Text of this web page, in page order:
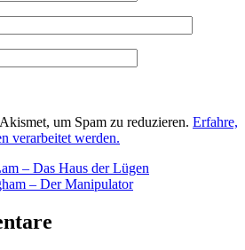
um Spam zu reduzieren. Erfahre,
verarbeitet werden.
– Das Haus der Lügen
– Der Manipulator